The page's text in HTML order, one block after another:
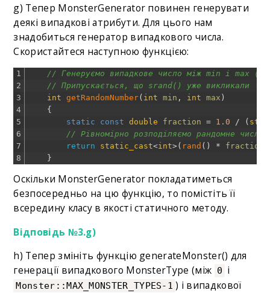
g) Тепер MonsterGenerator повинен генерувати
деякі випадкові атрибути. Для цього нам
знадобиться генератор випадкового числа.
Скористайтеся наступною функцією:
1
2
3
4
5
6
7
8
// Генеруємо випадкове число між min і max
// Припускається, що srand() уже викликали
int
getRandomNumber( int min , int max )
{
static
const double fraction = 1.0 / (
// Рівномірно розподіляємо рандомне число
return
static_cast<int>( rand ( ) * fraction
}
Оскільки MonsterGenerator покладатиметься
безпосередньо на цю функцію, то помістіть її
всередину класу в якості статичного методу.
Відповідь №3.g)
h) Тепер змініть функцію generateMonster() для
генерації випадкового MonsterType (між 0 і
Monster::MAX_MONSTER_TYPES-1 ) і випадкової